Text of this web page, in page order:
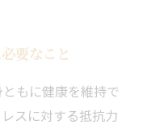
要なこと
もに健康を維持で
スに対する抵抗力